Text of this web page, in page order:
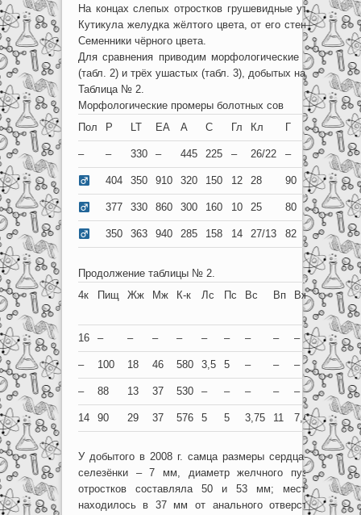
На концах слепых отростков грушевидные утолщения
Кутикула желудка жёлтого цвета, от его стенок
Семенники чёрного цвета.
Для сравнения приводим морфологические промеры
(табл. 2) и трёх ушастых (табл. 3), добытых на
Таблица № 2.
Морфологические промеры болотных сов
Пол
P LT EA A C Гл Кл Г Ц 1п 1к
– – 330 – 445 225 – 26/22 – 35 11 17
404 350 910 320 150 12 28 90 32 12 16
377 330 860 300 160 10 25 80 40 – –
350 363 940 285 158 14 27/13 82 47 15 14
Продолжение таблицы № 2.
4к
Пищ Жж Мж К-к Лс Пс Вс Вп Вж Уп
Дата
16 – – – – – – – – – – 1973
– 100 18 46 580 3,5 5 – – – –
– 88 13 37 530 – – – – – –
14 90 29 37 576 5 5 3,75 11 7,4 2
У добытого в 2008 г. самца размеры сердца
селезёнки – 7 мм, диаметр желчного пузыря –
отростков составляла 50 и 53 мм; место их
находилось в 37 мм от анального отверстия.